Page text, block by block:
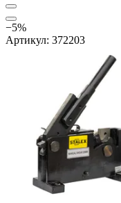
−5%
Артикул: 372203